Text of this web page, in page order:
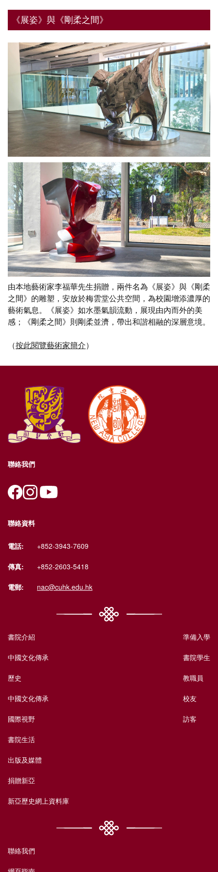
《展姿》與《剛柔之間》
由本地藝術家李福華先生捐贈，兩件名為《展姿》與《剛柔
之間》的雕塑，安放於梅雲堂公共空間，為校園增添濃厚的
藝術氣息。《展姿》如水墨氣韻流動，展現由內而外的美
感；《剛柔之間》則剛柔並濟，帶出和諧相融的深層意境。
（按此閱覽藝術家簡介）
聯絡我們
聯絡資料
電話: +852-3943-7609
傳真: +852-2603-5418
電郵: nac@cuhk.edu.hk
書院介紹
中國文化傳承
歷史
中國文化傳承
國際視野
書院生活
出版及媒體
捐贈新亞
新亞歷史網上資料庫
準備入學
書院學生
教職員
校友
訪客
聯絡我們